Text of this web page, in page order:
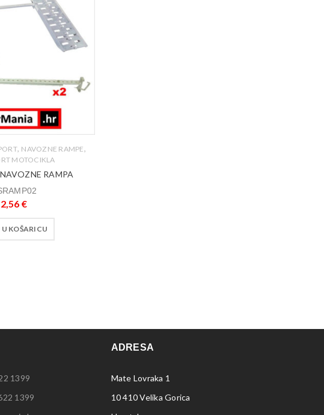
, NAVOZNE RAMPE,
MOTOCIKLA
RAMPA
€
KOŠARICU
1399
1399
ADRESA
Mate Lovraka 1
10 410 Velika Gorica